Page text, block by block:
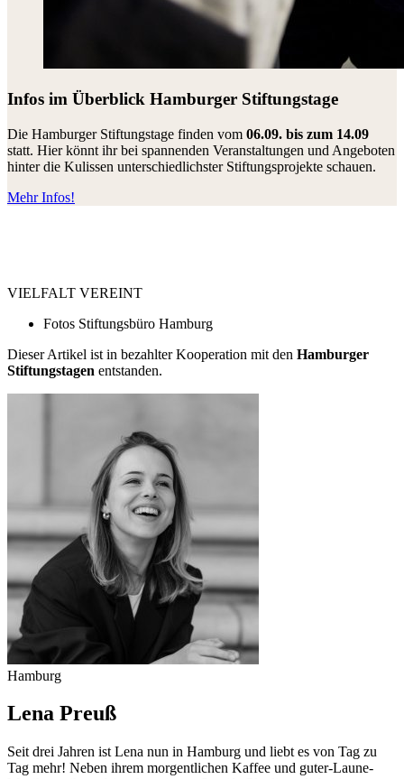
Infos im Überblick Hamburger Stiftungstage
Die Hamburger Stiftungstage finden vom 06.09. bis zum 14.09
statt. Hier könnt ihr bei spannenden Veranstaltungen und Angeboten
hinter die Kulissen unterschiedlichster Stiftungsprojekte schauen.
Mehr Infos!
VIELFALT VEREINT
Fotos Stiftungsbüro Hamburg
Dieser Artikel ist in bezahlter Kooperation mit den Hamburger
Stiftungstagen entstanden.
Hamburg
Lena Preuß
Seit drei Jahren ist Lena nun in Hamburg und liebt es von Tag zu
Tag mehr! Neben ihrem morgentlichen Kaffee und guter-Laune-